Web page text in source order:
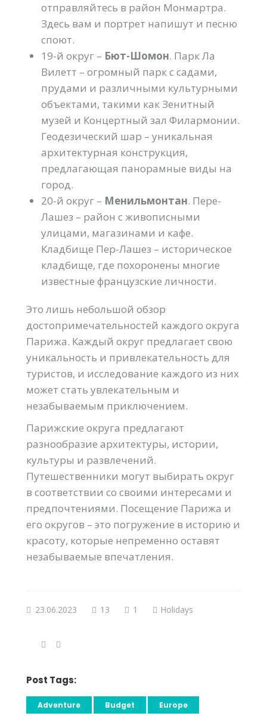
отправляйтесь в район Монмартра.
Здесь вам и портрет напишут и песню
споют.
19-й округ – Бют-Шомон. Парк Ла
Вилетт – огромный парк с садами,
прудами и различными культурными
объектами, такими как Зенитный
музей и Концертный зал Филармонии.
Геодезический шар – уникальная
архитектурная конструкция,
предлагающая панорамные виды на
город.
20-й округ – Менильмонтан. Пере-
Лашез – район с живописными
улицами, магазинами и кафе.
Кладбище Пер-Лашез – историческое
кладбище, где похоронены многие
известные французские личности.
Это лишь небольшой обзор
достопримечательностей каждого округа
Парижа. Каждый округ предлагает свою
уникальность и привлекательность для
туристов, и исследование каждого из них
может стать увлекательным и
незабываемым приключением.
Парижские округа предлагают
разнообразие архитектуры, истории,
культуры и развлечений.
Путешественники могут выбирать округ
в соответствии со своими интересами и
предпочтениями. Посещение Парижа и
его округов – это погружение в историю и
красоту, которые непременно оставят
незабываемые впечатления.
23.06.2023 13 1 Holidays
Post Tags:
Adventure Budget Europe